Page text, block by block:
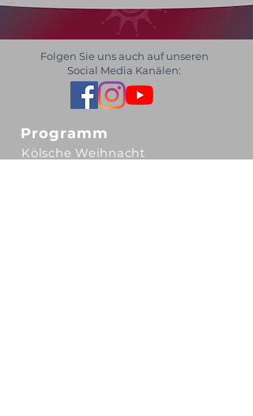
Folgen Sie uns auch auf unseren
Social Media Kanälen:
Programm
Kölsche Weihnacht